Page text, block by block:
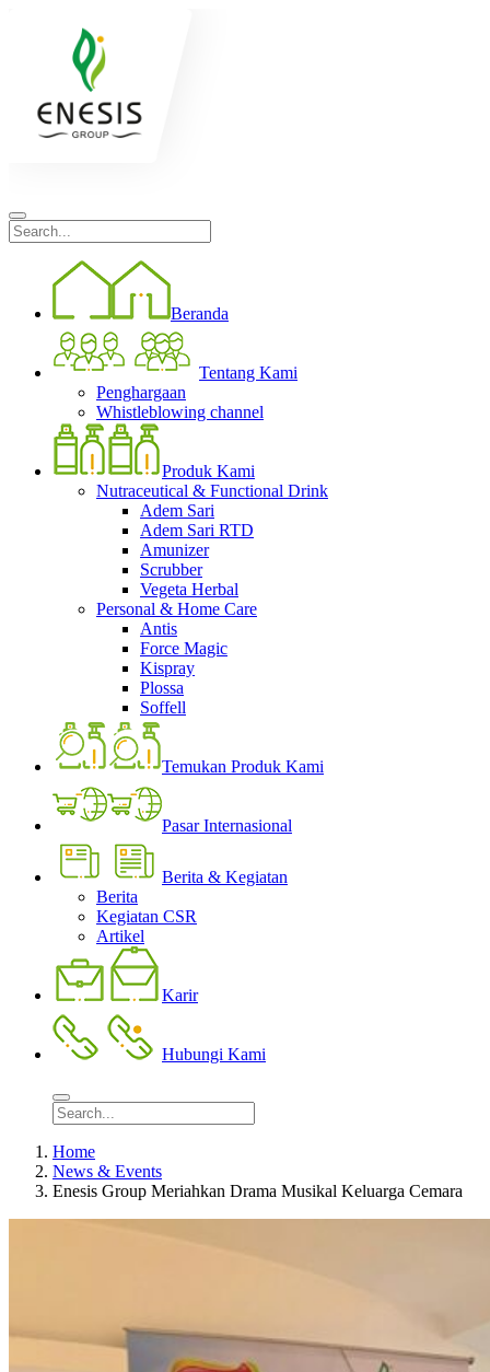
Beranda
Tentang Kami
Penghargaan
Whistleblowing channel
Produk Kami
Nutraceutical & Functional Drink
Adem Sari
Adem Sari RTD
Amunizer
Scrubber
Vegeta Herbal
Personal & Home Care
Antis
Force Magic
Kispray
Plossa
Soffell
Temukan Produk Kami
Pasar Internasional
Berita & Kegiatan
Berita
Kegiatan CSR
Artikel
Karir
Hubungi Kami
Home
News & Events
Enesis Group Meriahkan Drama Musikal Keluarga Cemara